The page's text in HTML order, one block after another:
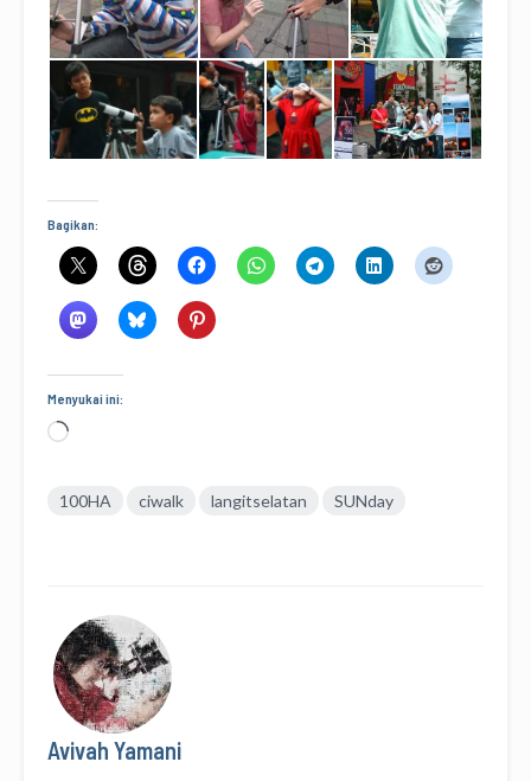
Bagikan:
Menyukai ini:
Memuat...
100HA ciwalk langitselatan SUNday
Avivah Yamani